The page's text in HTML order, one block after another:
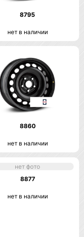
8795
нет в наличии
8860
нет в наличии
нет фото
8877
нет в наличии